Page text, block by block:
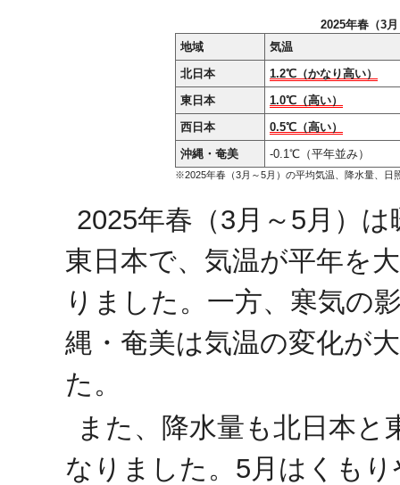
2025年春（3
地域
気温
北日本
1.2℃（かなり高い）
東日本
1.0℃（高い）
西日本
0.5℃（高い）
沖縄・奄美
-0.1℃（平年並み）
※2025年春（3月～5月）の平均気温、降水量、日
2025年春（3月～5月）
東日本で、気温が平年を
りました。一方、寒気の
縄・奄美は気温の変化が
た。
また、降水量も北日本
なりました。5月はくも